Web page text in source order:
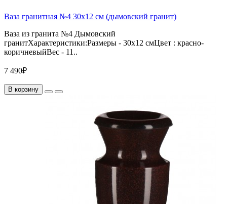
Ваза гранитная №4 30х12 см (дымовский гранит)
Ваза из гранита №4 Дымовский
гранитХарактеристики:Размеры - 30х12 смЦвет : красно-
коричневыйВес - 11..
7 490₽
В корзину